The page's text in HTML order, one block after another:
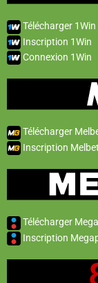
Télécharger 1Win
Inscription 1Win
Connexion 1Win
Télécharger
Inscription Melbet
Télécharger
Inscription